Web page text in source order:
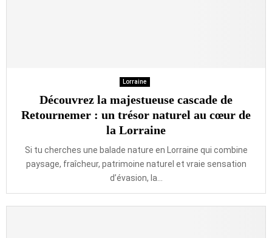
Lorraine
Découvrez la majestueuse cascade de
Retournemer : un trésor naturel au cœur de
la Lorraine
Si tu cherches une balade nature en Lorraine qui combine
paysage, fraîcheur, patrimoine naturel et vraie sensation
d’évasion, la...